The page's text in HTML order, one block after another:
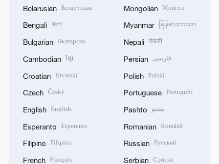
Belarusian Беларуская
Bengali বাংলা
Bulgarian Български
Cambodian ខ្មែរ
Croatian Hrvatski
Czech Český
English English
Esperanto Esperanto
Filipino Filipino
French Français
Mongolian Монгол
Myanmar မြန်မာဘာသာ
Nepali नेपाली
Persian فارسی
Polish Polski
Portuguese Português
Pashto پښتو
Romanian Română
Russian Русский
Serbian Српски